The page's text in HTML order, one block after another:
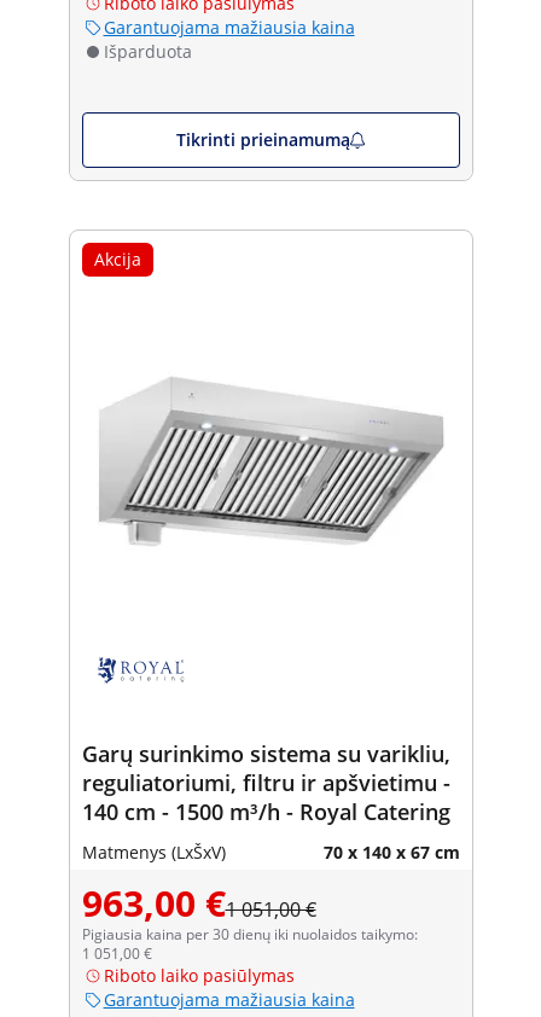
Garantuojama mažiausia kaina
Išparduota
Tikrinti prieinamumą
Akcija
Garų surinkimo sistema su varikliu,
reguliatoriumi, filtru ir apšvietimu -
140 cm - 1500 m³/h - Royal Catering
Matmenys (LxŠxV) 70 x 140 x 67 cm
963,00 €1 051,00 €
Pigiausia kaina per 30 dienų iki nuolaidos taikymo:
1 051,00 €
Riboto laiko pasiūlymas
Garantuojama mažiausia kaina